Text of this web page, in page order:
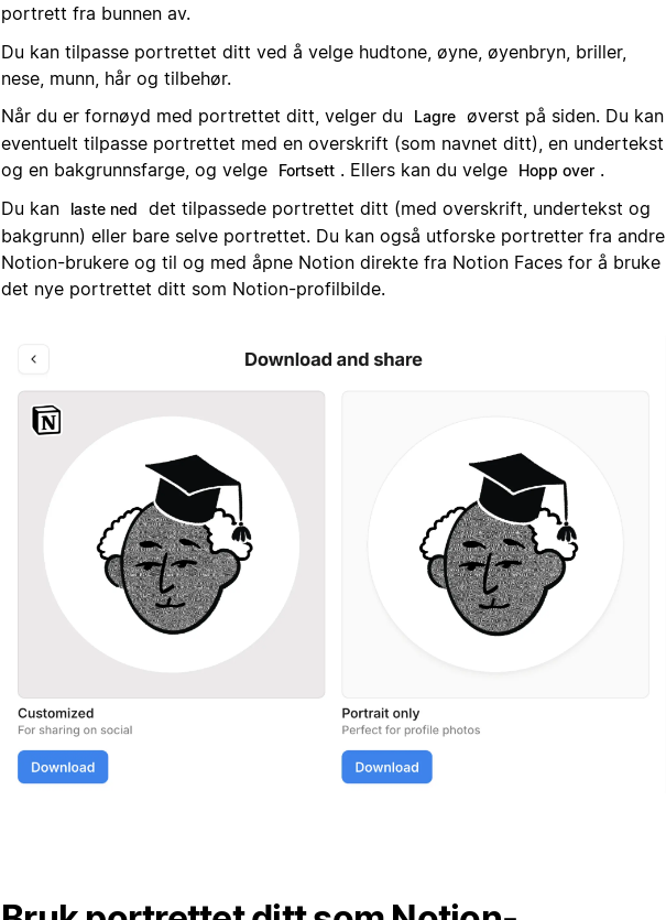
portrett fra bunnen av.
Du kan tilpasse portrettet ditt ved å velge hudtone, øyne, øyenbryn, briller,
nese, munn, hår og tilbehør.
Når du er fornøyd med portrettet ditt, velger du
Lagre øverst på siden. Du kan
eventuelt tilpasse portrettet med en overskrift (som navnet ditt), en undertekst
og en bakgrunnsfarge, og velge
Fortsett . Ellers kan du velge Hopp over .
Du kan
laste ned
det tilpassede portrettet ditt (med overskrift, undertekst og
bakgrunn) eller bare selve portrettet. Du kan også utforske portretter fra andre
Notion-brukere og til og med åpne Notion direkte fra Notion Faces for å bruke
det nye portrettet ditt som Notion-profilbilde.